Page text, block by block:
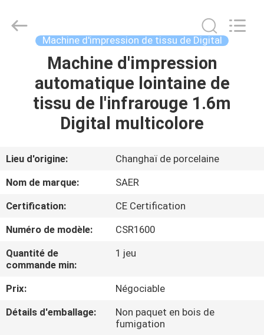
APERÇU
PRODUITS
A
DE
NOUS
VISITE
D'USINE
Digital
Machine d'impression de tissu de Digital
Machine d'impression
automatique lointaine de
tissu de l'infrarouge 1.6m
Digital multicolore
Lieu d'origine:
Changhaï de porcelaine
Nom de marque:
SAER
Certification:
CE Certification
Numéro de modèle:
CSR1600
Quantité de
commande min:
1 jeu
Prix:
Négociable
Détails d'emballage:
Non paquet en bois de
fumigation